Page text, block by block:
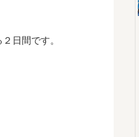
日間です。